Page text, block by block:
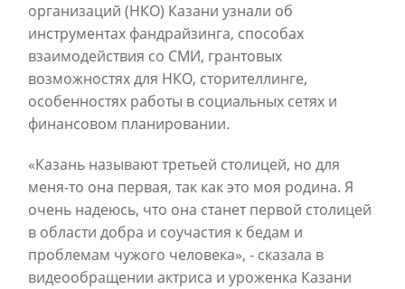
организаций (НКО) Казани узнали об
инструментах фандрайзинга, способах
взаимодействия со СМИ, грантовых
возможностях для НКО, сторителлинге,
особенностях работы в социальных сетях и
финансовом планировании.
«Казань называют третьей столицей, но для
меня-то она первая, так как это моя родина. Я
очень надеюсь, что она станет первой столицей
в области добра и соучастия к бедам и
проблемам чужого человека», - сказала в
видеообращении актриса и уроженка Казани